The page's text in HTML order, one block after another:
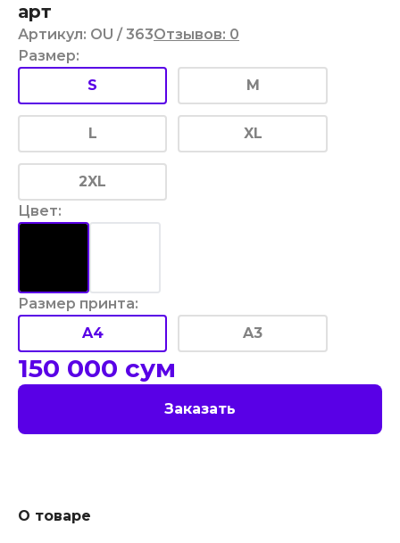
арт
Артикул: OU / 363Отзывов: 0
Размер:
S
M
L XL
2XL
Цвет:
Размер принта:
A4
A3
150 000 сум
Заказать
О товаре